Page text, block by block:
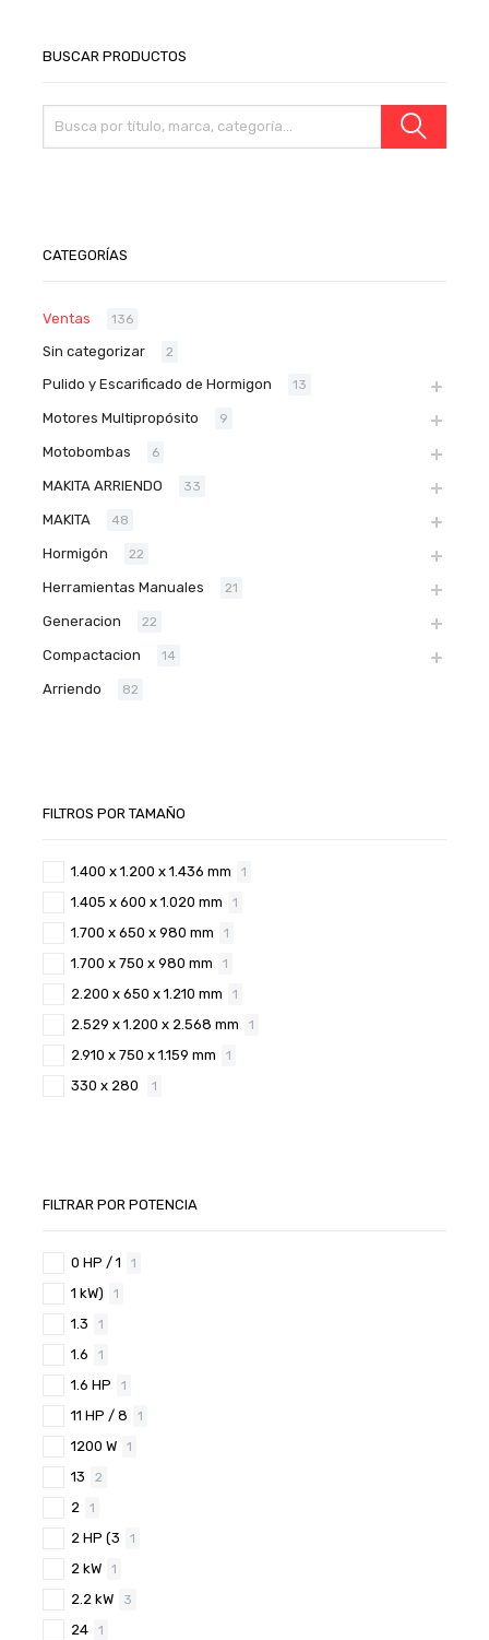
BUSCAR PRODUCTOS
CATEGORÍAS
Ventas 136
Sin categorizar 2
Pulido y Escarificado de Hormigon 13
Motores Multipropósito 9
Motobombas 6
MAKITA ARRIENDO 33
MAKITA 48
Hormigón 22
Herramientas Manuales 21
Generacion 22
Compactacion 14
Arriendo 82
FILTROS POR TAMAÑO
1.400 x 1.200 x 1.436 mm 1
1.405 x 600 x 1.020 mm 1
1.700 x 650 x 980 mm 1
1.700 x 750 x 980 mm 1
2.200 x 650 x 1.210 mm 1
2.529 x 1.200 x 2.568 mm 1
2.910 x 750 x 1.159 mm 1
330 x 280 1
FILTRAR POR POTENCIA
0 HP / 1 1
1 kW) 1
1.3 1
1.6 1
1.6 HP 1
11 HP / 8 1
1200 W 1
13 2
2 1
2 HP (3 1
2 kW 1
2.2 kW 3
24 1